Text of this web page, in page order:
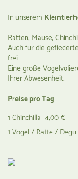
In unserem
Ratten, Mäuse,
Auch für die
frei.
Eine große
Ihrer Abwesenheit.
Preise pro Tag
1 Chinchilla 4,00 €
1 Vogel / Ratte /